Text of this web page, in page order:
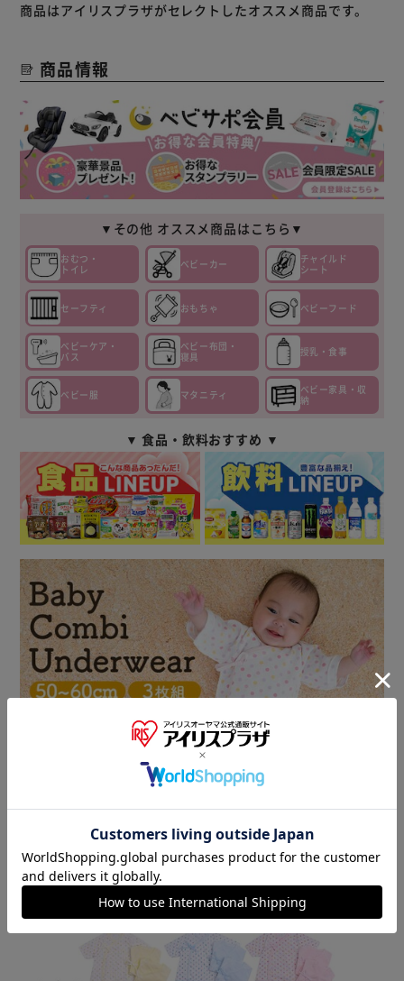
商品はアイリスプラザがセレクトしたオススメ商品です。
商品情報
▼その他 オススメ商品はこちら▼
おむつ・
トイレ
ベビーカー
チャイルド
シート
セーフティ おもちゃ ベビーフード
ベビーケア・
バス
ベビー布団・
寝具
授乳・食事
ベビー服 マタニティ
ベビー家具・収
納
▼ 食品・飲料おすすめ ▼